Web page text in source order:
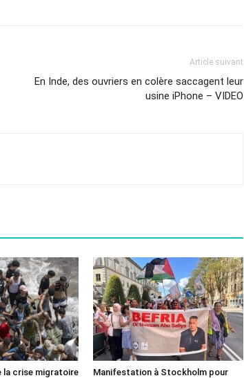
Article suivant
En Inde, des ouvriers en colère saccagent leur
usine iPhone – VIDEO
la crise migratoire
Manifestation à Stockholm pour